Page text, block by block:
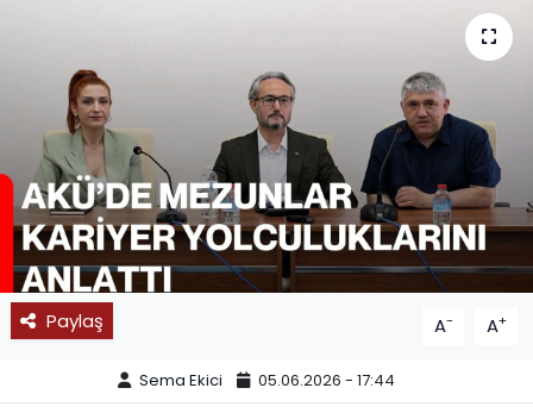
Paylaş A- A+
Sema Ekici 05.06.2026 - 17:44